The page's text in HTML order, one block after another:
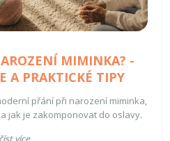
MIMINKA? -
A PRAKTICKÉ TIPY
přání při narození miminka,
jak je zakomponovat do oslavy.